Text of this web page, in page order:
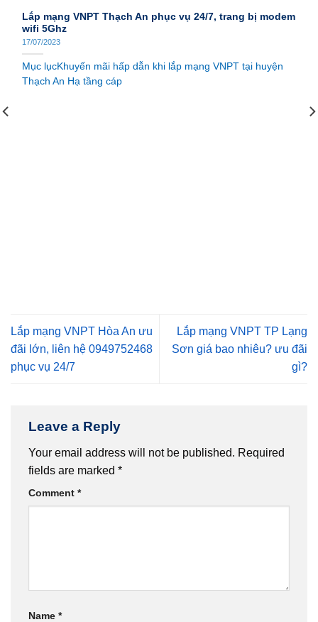
Lắp mạng VNPT Thạch An phục vụ 24/7, trang bị modem
wifi 5Ghz
17/07/2023
Mục lụcKhuyến mãi hấp dẫn khi lắp mạng VNPT tại huyện
Thạch An Hạ tầng cáp
Lắp mạng VNPT Hòa An ưu
đãi lớn, liên hệ 0949752468
phục vụ 24/7
Lắp mạng VNPT TP Lạng
Sơn giá bao nhiêu? ưu đãi
gì?
Leave a Reply
Your email address will not be published. Required
fields are marked *
Comment *
Name *